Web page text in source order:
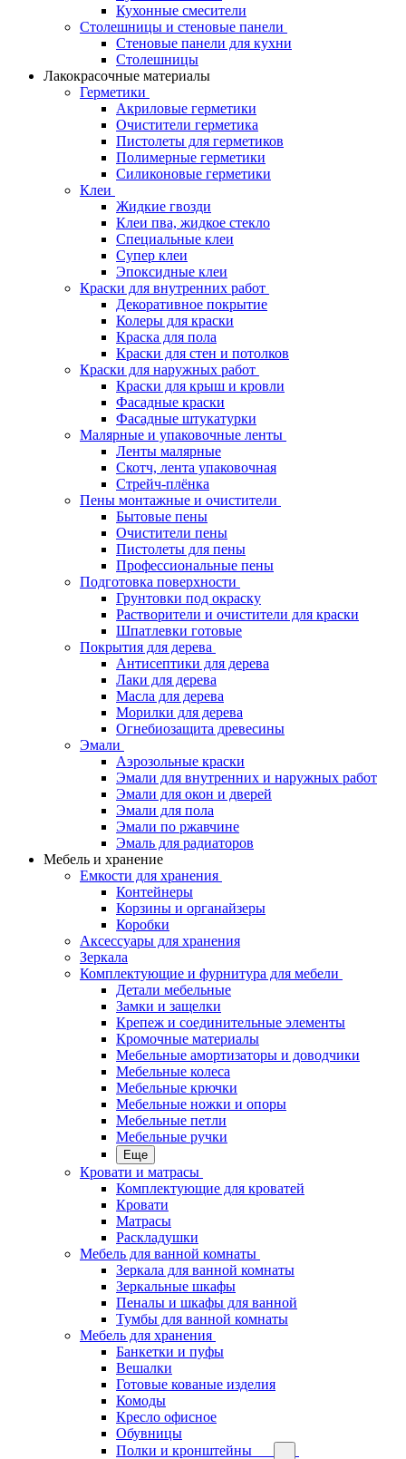
Кухонные смесители
Столешницы и стеновые панели
Стеновые панели для кухни
Столешницы
Лакокрасочные материалы
Герметики
Акриловые герметики
Очистители герметика
Пистолеты для герметиков
Полимерные герметики
Силиконовые герметики
Клеи
Жидкие гвозди
Клеи пва, жидкое стекло
Специальные клеи
Супер клеи
Эпоксидные клеи
Краски для внутренних работ
Декоративное покрытие
Колеры для краски
Краска для пола
Краски для стен и потолков
Краски для наружных работ
Краски для крыш и кровли
Фасадные краски
Фасадные штукатурки
Малярные и упаковочные ленты
Ленты малярные
Скотч, лента упаковочная
Стрейч-плёнка
Пены монтажные и очистители
Бытовые пены
Очистители пены
Пистолеты для пены
Профессиональные пены
Подготовка поверхности
Грунтовки под окраску
Растворители и очистители для краски
Шпатлевки готовые
Покрытия для дерева
Антисептики для дерева
Лаки для дерева
Масла для дерева
Морилки для дерева
Огнебиозащита древесины
Эмали
Аэрозольные краски
Эмали для внутренних и наружных работ
Эмали для окон и дверей
Эмали для пола
Эмали по ржавчине
Эмаль для радиаторов
Мебель и хранение
Емкости для хранения
Контейнеры
Корзины и органайзеры
Коробки
Аксессуары для хранения
Зеркала
Комплектующие и фурнитура для мебели
Детали мебельные
Замки и защелки
Крепеж и соединительные элементы
Кромочные материалы
Мебельные амортизаторы и доводчики
Мебельные колеса
Мебельные крючки
Мебельные ножки и опоры
Мебельные петли
Мебельные ручки
Еще
Кровати и матрасы
Комплектующие для кроватей
Кровати
Матрасы
Раскладушки
Мебель для ванной комнаты
Зеркала для ванной комнаты
Зеркальные шкафы
Пеналы и шкафы для ванной
Тумбы для ванной комнаты
Мебель для хранения
Банкетки и пуфы
Вешалки
Готовые кованые изделия
Комоды
Кресло офисное
Обувницы
Полки и кронштейны